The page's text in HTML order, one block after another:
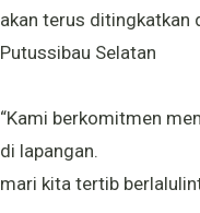
akan terus ditingkatkan
Putussibau Selatan
“Kami berkomitmen
di lapangan.
mari kita tertib